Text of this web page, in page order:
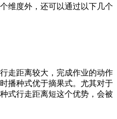
维度外，还可以通过以下几个
走距离较大，完成作业的动作
播种式优于摘果式。尤其对于
式行走距离短这个优势，会被